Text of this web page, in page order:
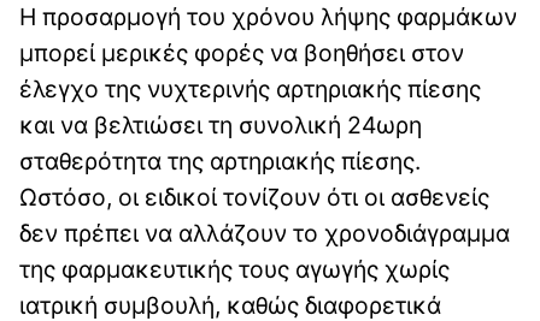
Η προσαρμογή του χρόνου λήψης φαρμάκων
μπορεί μερικές φορές να βοηθήσει στον
έλεγχο της νυχτερινής αρτηριακής πίεσης
και να βελτιώσει τη συνολική 24ωρη
σταθερότητα της αρτηριακής πίεσης.
Ωστόσο, οι ειδικοί τονίζουν ότι οι ασθενείς
δεν πρέπει να αλλάζουν το χρονοδιάγραμμα
της φαρμακευτικής τους αγωγής χωρίς
ιατρική συμβουλή, καθώς διαφορετικά